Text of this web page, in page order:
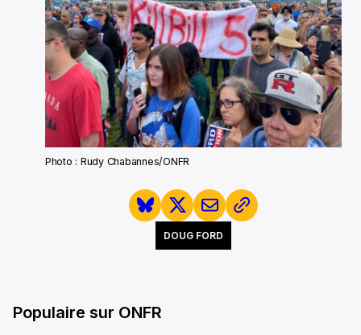
Photo : Rudy Chabannes/ONFR
DOUG FORD
Populaire sur ONFR